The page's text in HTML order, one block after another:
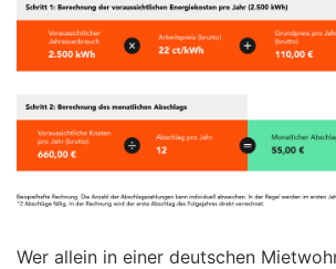
Wer allein in einer deutschen